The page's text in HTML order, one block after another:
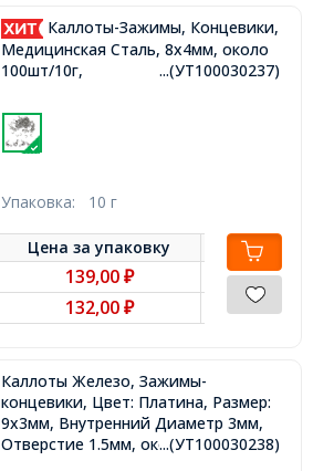
Каллоты-Зажимы, Концевики,
Медицинская Сталь, 8х4мм, около
100шт/10г,
...(УТ100030237)
Упаковка: 10 г
Цена заупаковку
139,00 ₽
132,00 ₽
Каллоты Железо, Зажимы-
концевики, Цвет: Платина, Размер:
9х3мм, Внутренний Диаметр 3мм,
Отверстие 1.5мм, около 200шт/20г,
...(УТ100030238)